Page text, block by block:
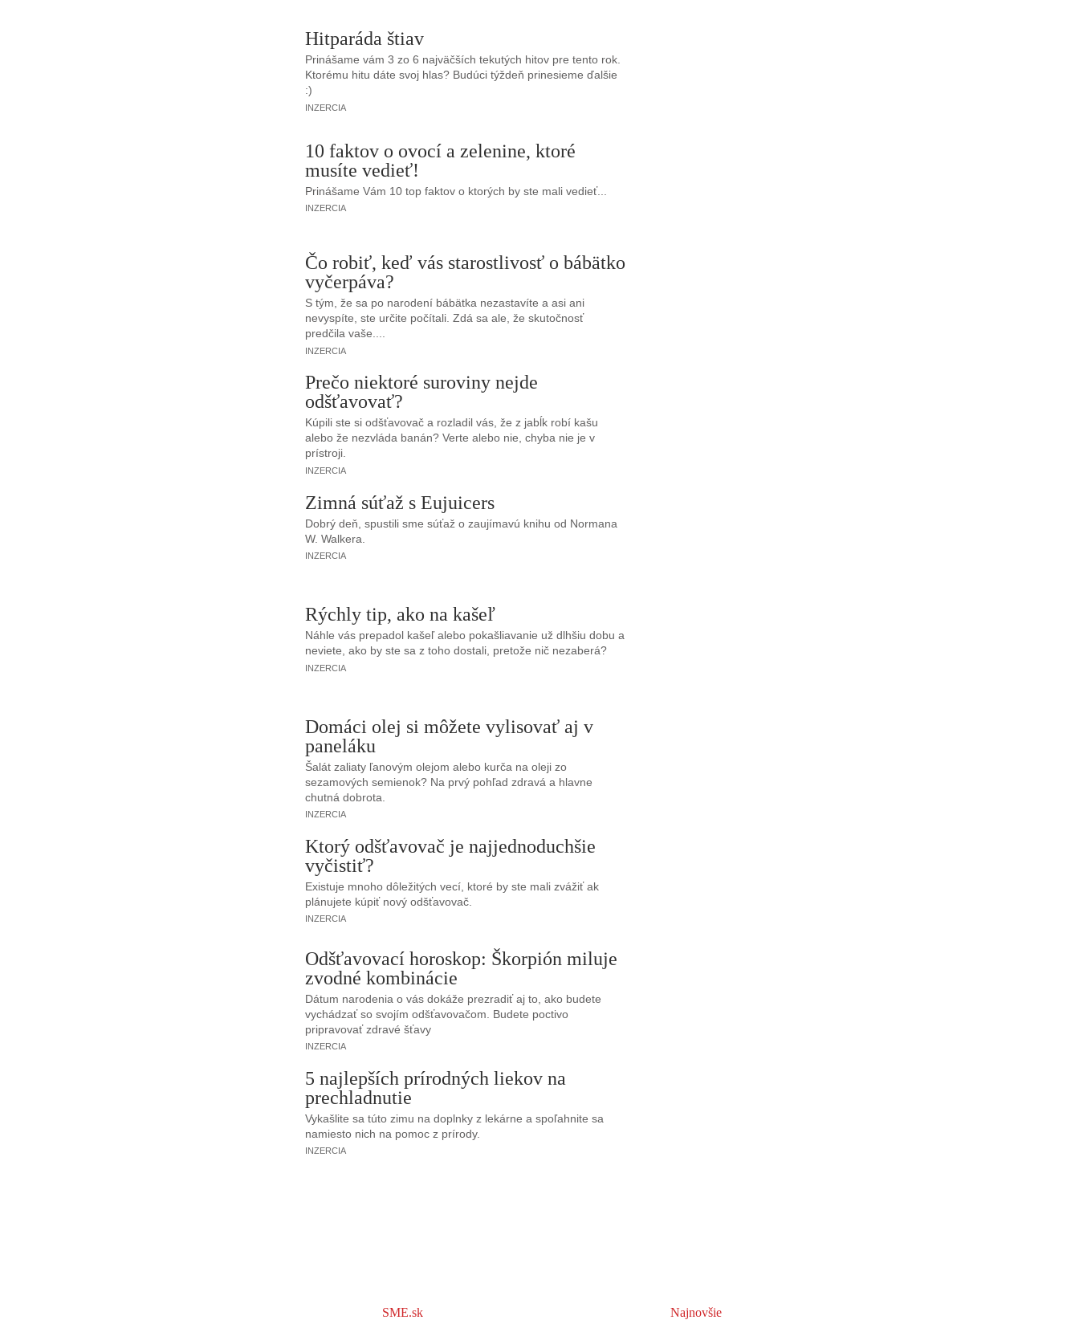
Hitparáda štiav
Prinášame vám 3 zo 6 najväčších tekutých hitov pre tento rok.
Ktorému hitu dáte svoj hlas? Budúci týždeň prinesieme ďalšie
:)
INZERCIA
10 faktov o ovocí a zelenine, ktoré
musíte vedieť!
Prinášame Vám 10 top faktov o ktorých by ste mali vedieť...
INZERCIA
Čo robiť, keď vás starostlivosť o bábätko
vyčerpáva?
S tým, že sa po narodení bábätka nezastavíte a asi ani
nevyspíte, ste určite počítali. Zdá sa ale, že skutočnosť
predčila vaše....
INZERCIA
Prečo niektoré suroviny nejde
odšťavovať?
Kúpili ste si odšťavovač a rozladil vás, že z jabĺk robí kašu
alebo že nezvláda banán? Verte alebo nie, chyba nie je v
prístroji.
INZERCIA
Zimná súťaž s Eujuicers
Dobrý deň, spustili sme súťaž o zaujímavú knihu od Normana
W. Walkera.
INZERCIA
Rýchly tip, ako na kašeľ
Náhle vás prepadol kašeľ alebo pokašliavanie už dlhšiu dobu a
neviete, ako by ste sa z toho dostali, pretože nič nezaberá?
INZERCIA
Domáci olej si môžete vylisovať aj v
paneláku
Šalát zaliaty ľanovým olejom alebo kurča na oleji zo
sezamových semienok? Na prvý pohľad zdravá a hlavne
chutná dobrota.
INZERCIA
Ktorý odšťavovač je najjednoduchšie
vyčistiť?
Existuje mnoho dôležitých vecí, ktoré by ste mali zvážiť ak
plánujete kúpiť nový odšťavovač.
INZERCIA
Odšťavovací horoskop: Škorpión miluje
zvodné kombinácie
Dátum narodenia o vás dokáže prezradiť aj to, ako budete
vychádzať so svojím odšťavovačom. Budete poctivo
pripravovať zdravé šťavy
INZERCIA
5 najlepších prírodných liekov na
prechladnutie
Vykašlite sa túto zimu na doplnky z lekárne a spoľahnite sa
namiesto nich na pomoc z prírody.
INZERCIA
SME.sk Najnovšie